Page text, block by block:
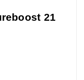
21